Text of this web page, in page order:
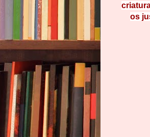
criatu
os